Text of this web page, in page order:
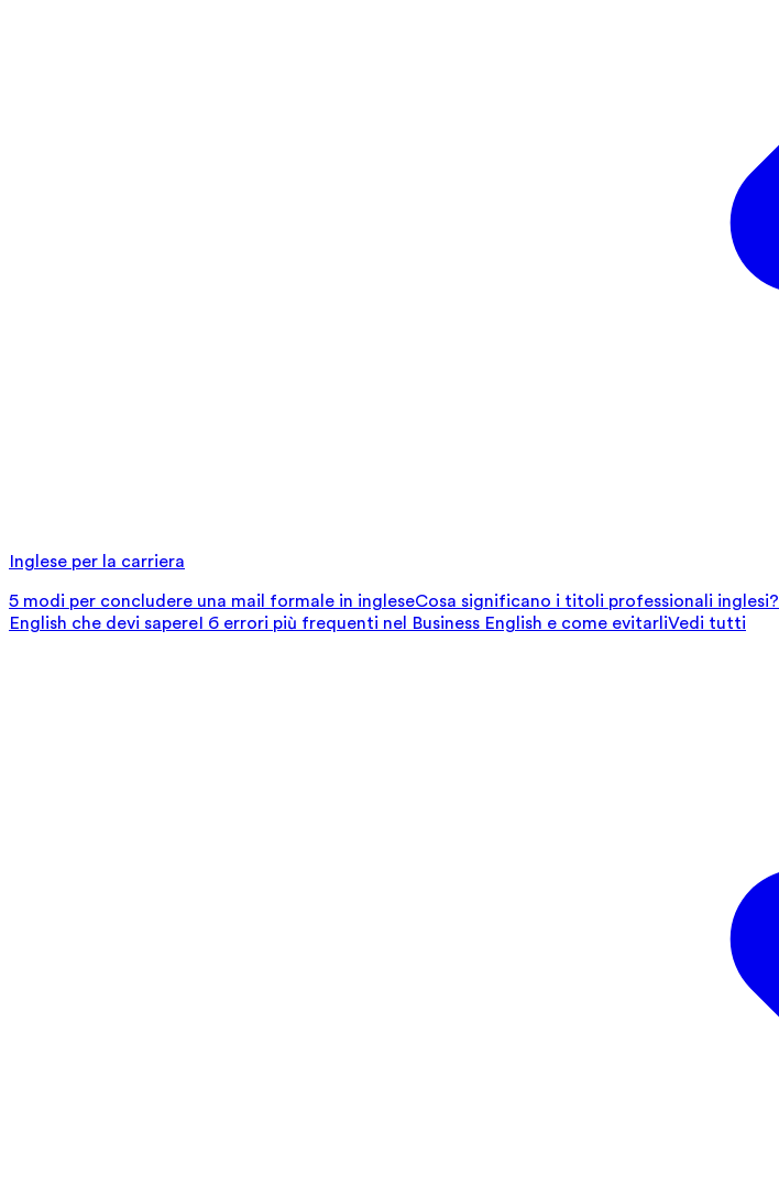
Inglese per la carriera
5 modi per concludere una mail formale in ingleseCosa significano i titoli professionali inglesi?
English che devi sapereI 6 errori più frequenti nel Business English e come evitarliVedi tutti